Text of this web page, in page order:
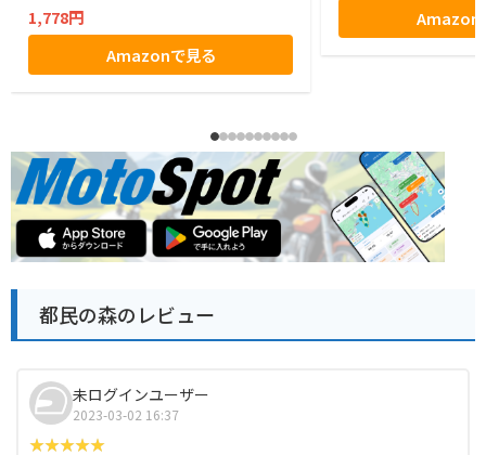
1,778円
Amazonで見る
Amazon
都民の森のレビュー
未ログインユーザー
2023-03-02 16:37